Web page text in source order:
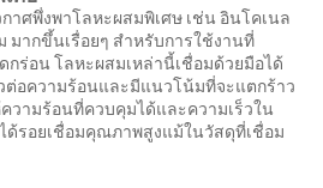
าศพึ่งพาโลหะผสมพิเศษ เช่น อินโคเนล
มากขึ้นเรื่อยๆ สำหรับการใช้งานที่
ร่อน โลหะผสมเหล่านี้เชื่อมด้วยมือได้
ต่อความร้อนและมีแนวโน้มที่จะแตกร้าว
วามร้อนที่ควบคุมได้และความเร็วใน
ด้รอยเชื่อมคุณภาพสูงแม้ในวัสดุที่เชื่อม